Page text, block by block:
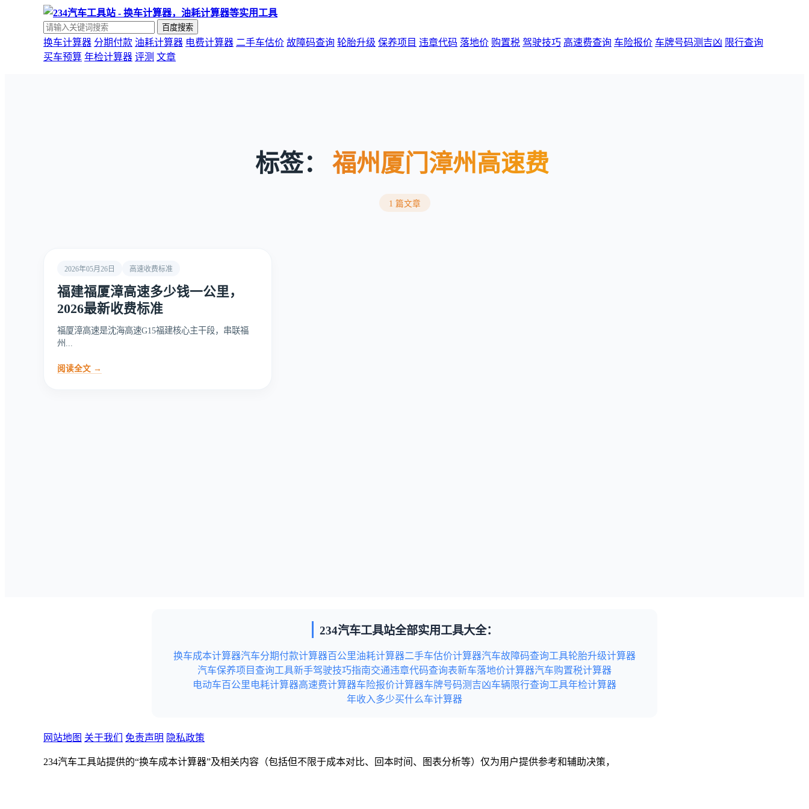
百度搜索
换车计算器 分期付款 油耗计算器 电费计算器 二手车估价 故障码查询 轮胎升级 保养项目 违章代码 落地价 购置税 驾驶技巧 高速费查询 车险报价 车牌号码测吉凶 限行查询
买车预算 年检计算器 评测 文章
标签： 福州厦门漳州高速费
1 篇文章
2026年05月26日 高速收费标准
福建福厦漳高速多少钱一公里，
2026最新收费标准
福厦漳高速是沈海高速G15福建核心主干段，串联福
州...
阅读全文 →
234汽车工具站全部实用工具大全：
换车成本计算器汽车分期付款计算器百公里油耗计算器二手车估价计算器汽车故障码查询工具轮胎升级计算器
汽车保养项目查询工具新手驾驶技巧指南交通违章代码查询表新车落地价计算器汽车购置税计算器
电动车百公里电耗计算器高速费计算器车险报价计算器车牌号码测吉凶车辆限行查询工具年检计算器
年收入多少买什么车计算器
网站地图 关于我们 免责声明 隐私政策
234汽车工具站提供的“换车成本计算器”及相关内容（包括但不限于成本对比、回本时间、图表分析等）仅为用户提供参考和辅助决策，